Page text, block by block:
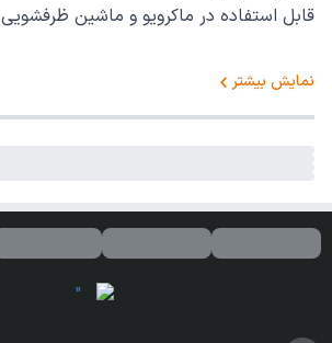
قابل استفاده در ماکرویو و ماشین ظرفشویی
نمایش بیشتر